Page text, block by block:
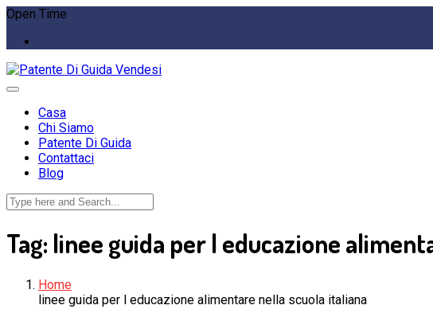
Open Time
Casa
Chi Siamo
Patente Di Guida
Contattaci
Blog
Tag: linee guida per l educazione
Home
linee guida per l educazione alimentare nella scuola italiana